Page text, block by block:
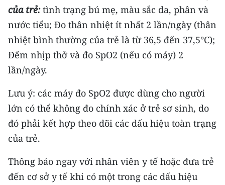
của trẻ:tình trạng bú mẹ, màu sắc da, phân và
nước tiểu; Đo thân nhiệt ít nhất 2 lần/ngày (thân
nhiệt bình thường của trẻ là từ 36,5 đến 37,5°C);
Đếm nhịp thở và đo SpO2 (nếu có máy) 2
lần/ngày.
Lưu ý: các máy đo SpO2 được dùng cho người
lớn có thể không đo chính xác ở trẻ sơ sinh, do
đó phải kết hợp theo dõi các dấu hiệu toàn trạng
của trẻ.
Thông báo ngay với nhân viên y tế hoặc đưa trẻ
đến cơ sở y tế khi có một trong các dấu hiệu